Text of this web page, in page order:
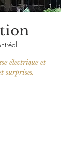
électrique et
surprises.